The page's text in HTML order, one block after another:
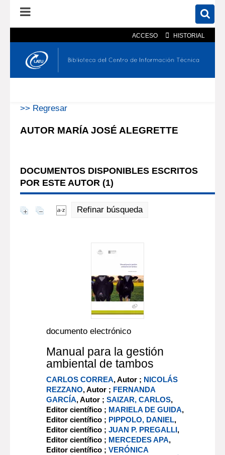
ACCESO HISTORIAL
En el catálogo En el sitio
>> Regresar
AUTOR MARÍA JOSÉ ALEGRETTE
DOCUMENTOS DISPONIBLES ESCRITOS
POR ESTE AUTOR (1)
Refinar búsqueda
documento electrónico
Manual para la gestión
ambiental de tambos
CARLOS CORREA, Autor ; NICOLÁS
REZZANO, Autor ; FERNANDA
GARCÍA, Autor ;SAIZAR, CARLOS,
Editor científico ; MARIELA DE GUIDA,
Editor científico ; PIPPOLO, DANIEL,
Editor científico ;JUAN P. PREGALLI,
Editor científico ; MERCEDES APA,
Editor científico ;VERÓNICA